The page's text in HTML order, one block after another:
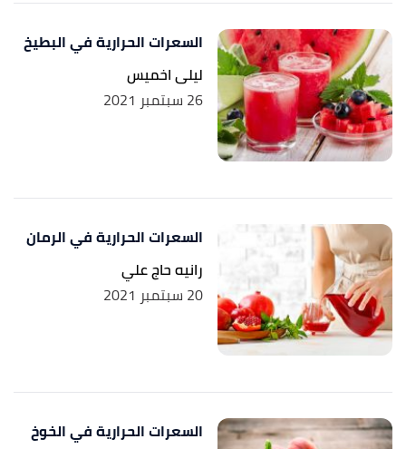
السعرات الحرارية في البطيخ
ليلى اخميس
26 سبتمبر 2021
السعرات الحرارية في الرمان
رانيه حاج علي
20 سبتمبر 2021
السعرات الحرارية في الخوخ